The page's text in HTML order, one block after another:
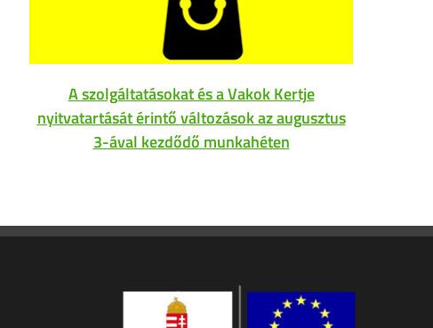
A szolgáltatásokat és a Vakok Kertje
nyitvatartását érintő változások az augusztus
3-ával kezdődő munkahéten